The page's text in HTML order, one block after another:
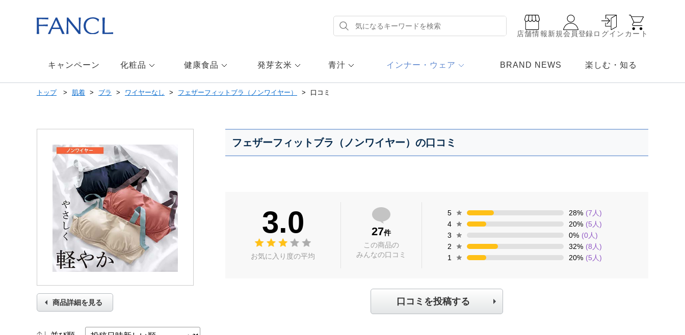
メ
店舗情報新規会員登録ログイン カート
キャンペーン 化粧品 健康食品 発芽玄米 青汁 インナー・ウェア BRAND NEWS 楽しむ・知る
トップ 肌着 ブラ ワイヤーなし フェザーフィットブラ（ノンワイヤー） 口コミ
フェザーフィットブラ（ノンワイヤー）の口コミ
3.0
お気に入り度の平均
27件
この商品の
みんなの口コミ
5 28% (7 人)
4
20% (5 人)
3
0% (0人)
2
32% (8 人)
1
20% (5 人)
口コミを投稿する
商品詳細を見る